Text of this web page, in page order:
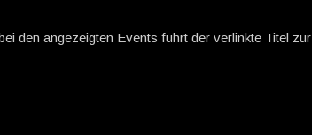
den angezeigten Events führt der verlinkte Titel zur